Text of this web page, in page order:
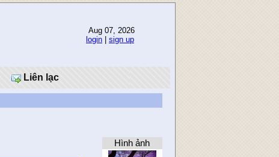
Aug 07, 2026
login
sign up
Liên lạc
Hình ảnh